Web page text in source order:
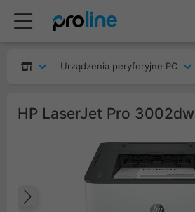
Urządzenia peryferyjne PC
HP LaserJet Pro 3002dw